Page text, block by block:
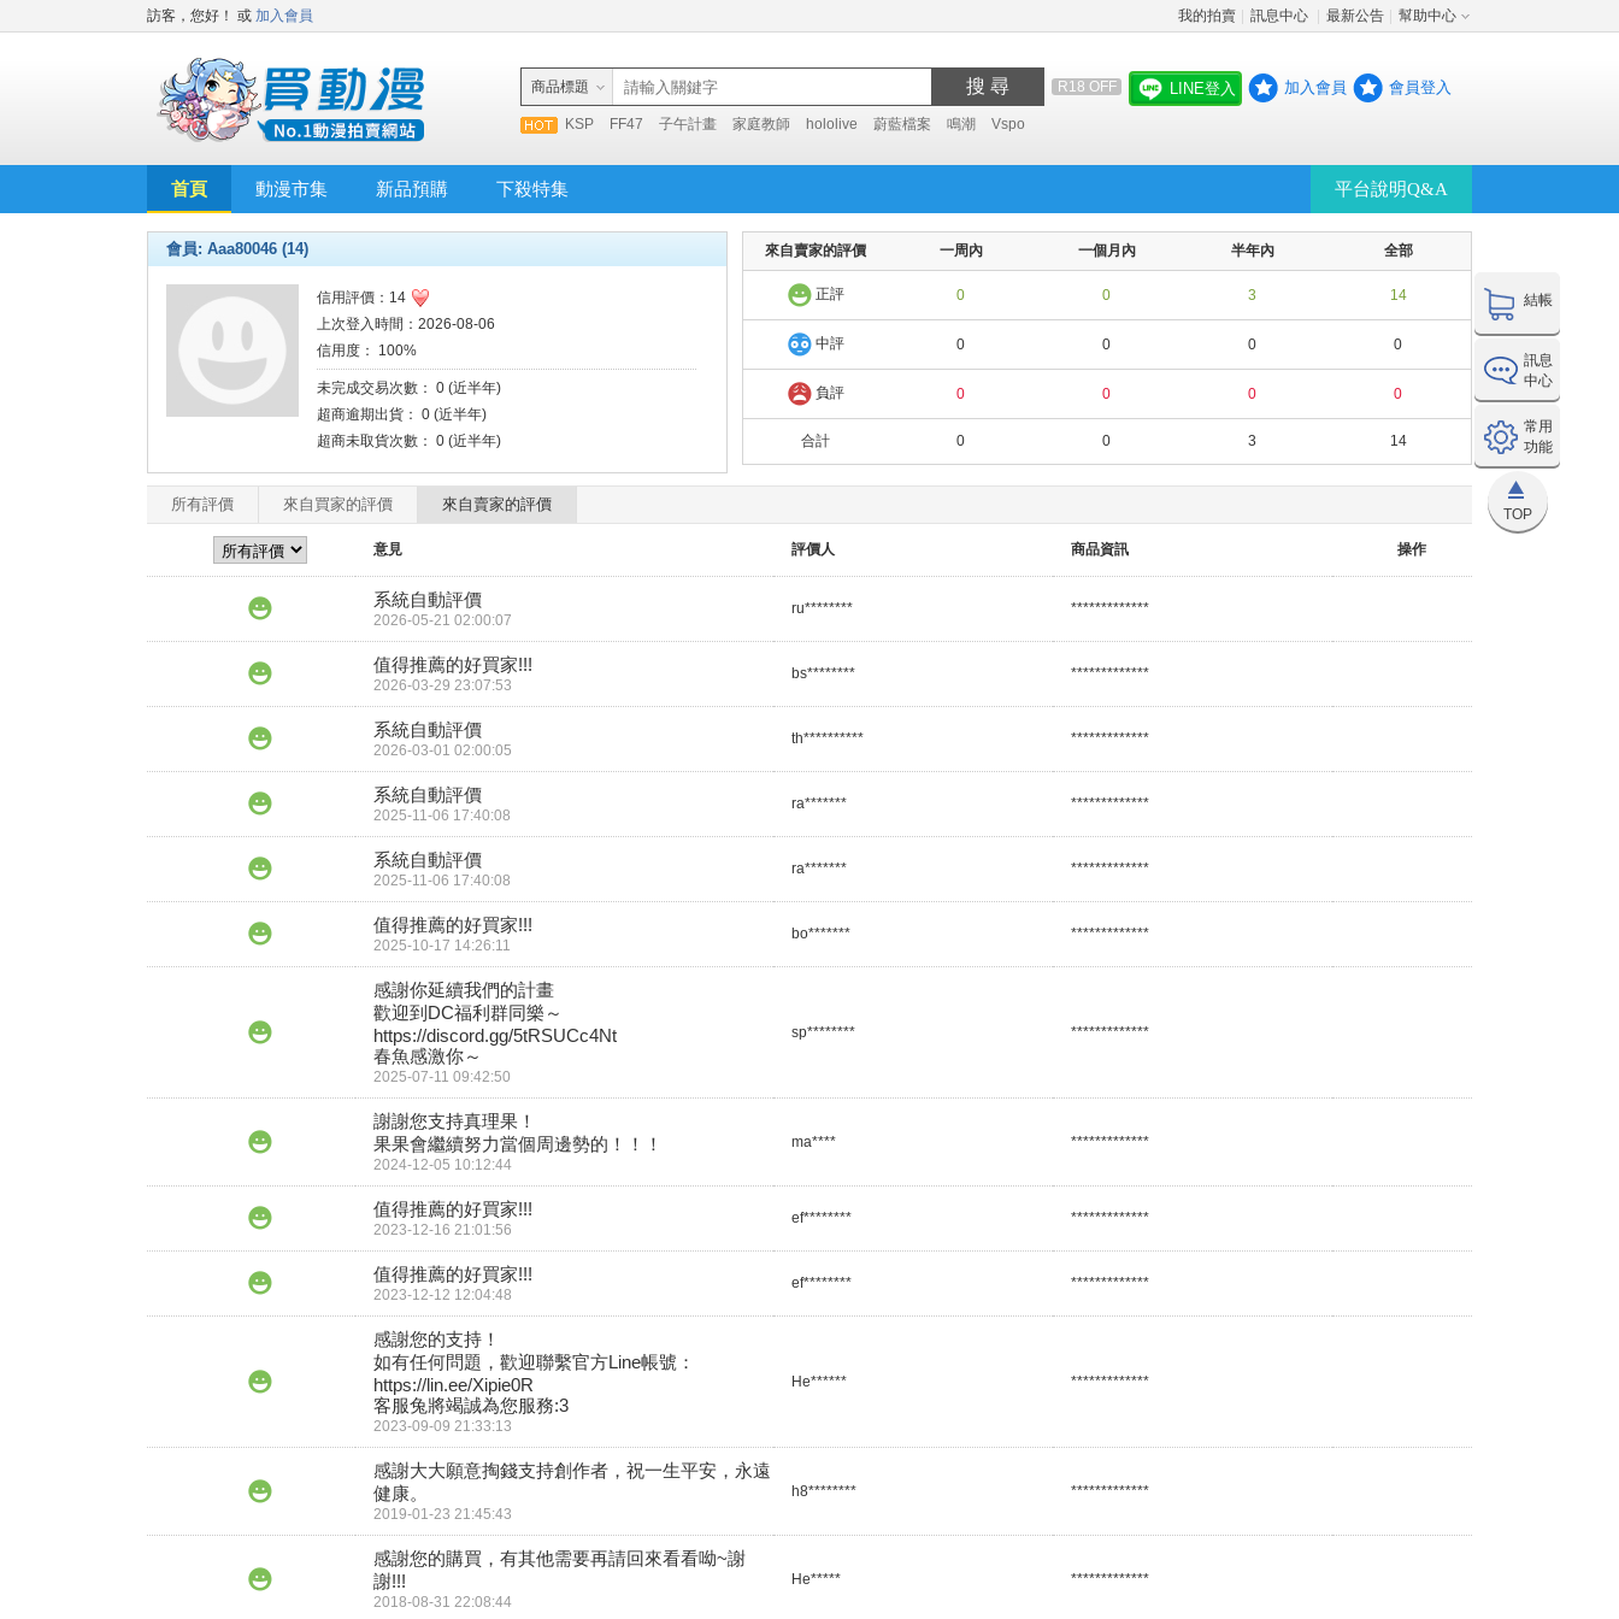
訪客，您好！ 或 加入會員 我的拍賣 訊息中心 最新公告 幫助中心
商品標題 搜 尋 R18 OFF
KSP FF47 子午計畫 家庭教師 hololive 蔚藍檔案 鳴潮 Vspo
LINE登入 加入會員 會員登入
首頁 動漫市集 新品預購 下殺特集 平台說明Q&A
結帳
訊息
中心
常用
功能
TOP
會員: Aaa80046 (14)
信用評價：14
上次登入時間：2026-08-06
信用度： 100%
未完成交易次數： 0 (近半年)
超商逾期出貨： 0 (近半年)
超商未取貨次數： 0 (近半年)
來自賣家的評價 一周內 一個月內 半年內 全部
正評 0 0 3 14
中評 0 0 0 0
負評 0 0 0 0
合計 0 0 3 14
所有評價 來自買家的評價 來自賣家的評價
意見 評價人 商品資訊 操作
系統自動評價
2026-05-21 02:00:07
ru******** *************
值得推薦的好買家!!!
2026-03-29 23:07:53
bs******** *************
系統自動評價
2026-03-01 02:00:05
th********** *************
系統自動評價
2025-11-06 17:40:08
ra******* *************
系統自動評價
2025-11-06 17:40:08
ra******* *************
值得推薦的好買家!!!
2025-10-17 14:26:11
bo******* *************
感謝你延續我們的計畫
歡迎到DC福利群同樂～
https://discord.gg/5tRSUCc4Nt
春魚感激你～
2025-07-11 09:42:50
sp******** *************
謝謝您支持真理果！
果果會繼續努力當個周邊勢的！！！
2024-12-05 10:12:44
ma**** *************
值得推薦的好買家!!!
2023-12-16 21:01:56
ef******** *************
值得推薦的好買家!!!
2023-12-12 12:04:48
ef******** *************
感謝您的支持！
如有任何問題，歡迎聯繫官方Line帳號：
https://lin.ee/Xipie0R
客服兔將竭誠為您服務:3
2023-09-09 21:33:13
He****** *************
感謝大大願意掏錢支持創作者，祝一生平安，永遠
健康。
2019-01-23 21:45:43
h8******** *************
感謝您的購買，有其他需要再請回來看看呦~謝
謝!!!
2018-08-31 22:08:44
He***** *************